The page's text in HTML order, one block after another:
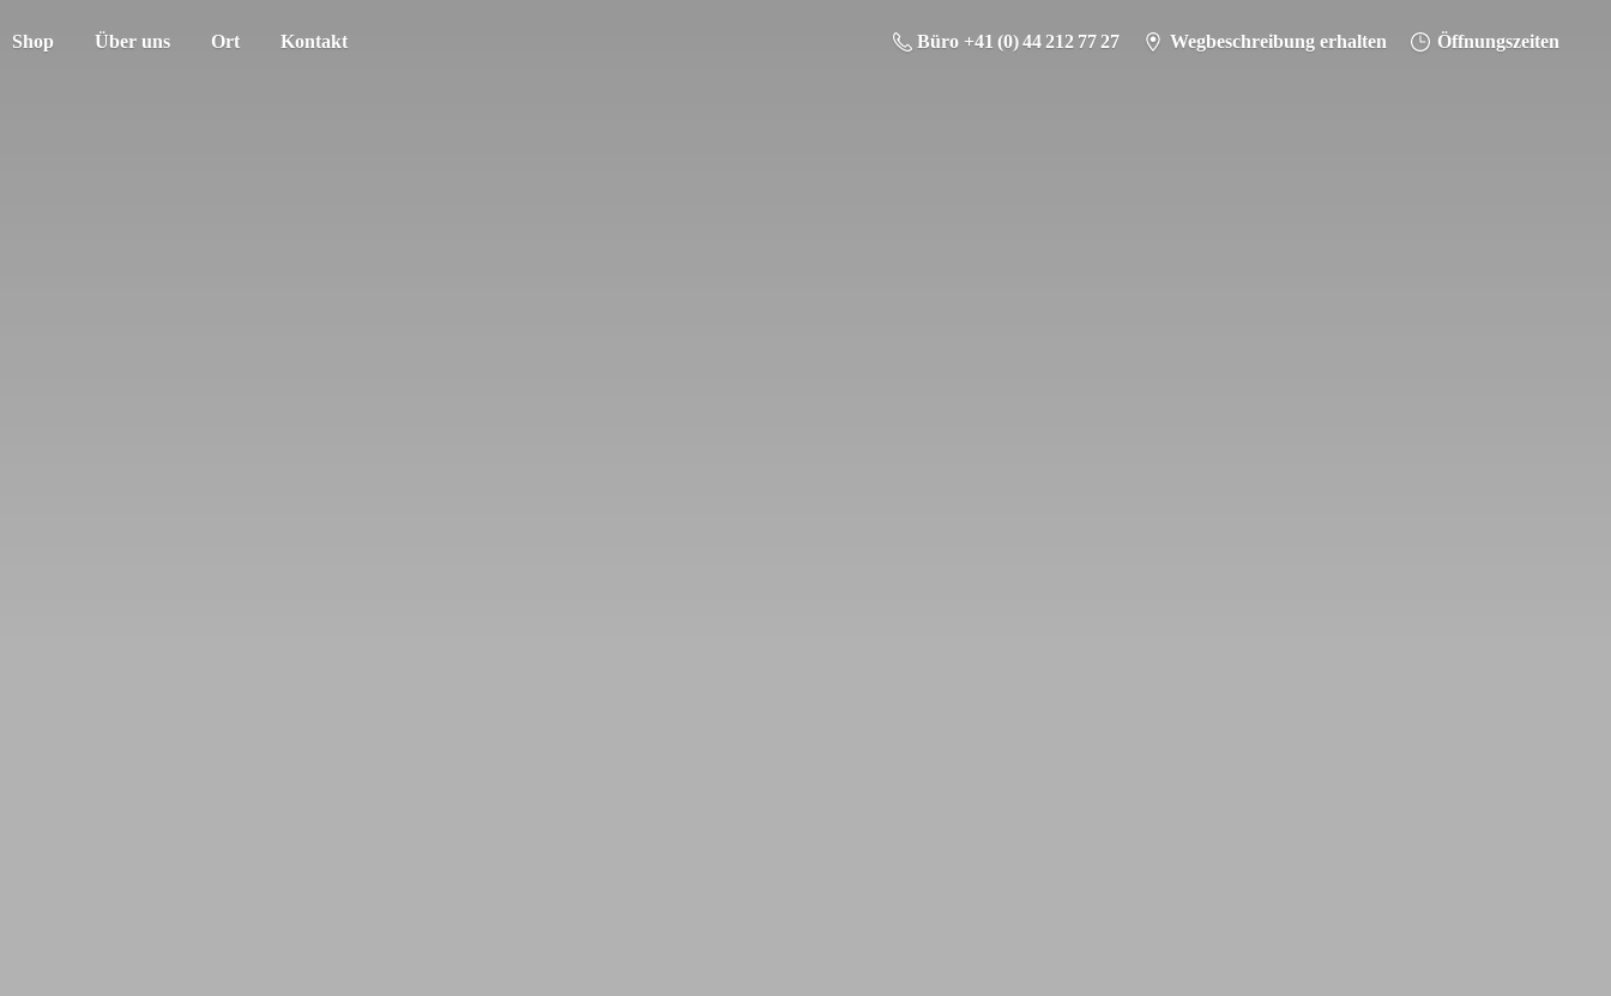
Shop Über uns Ort Kontakt Büro +41 (0) 44 212 77 27 Wegbeschreibung erhalten Öffnungszeiten